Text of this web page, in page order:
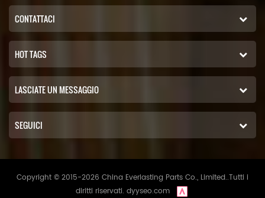
CONTATTACI
HOT TAGS
LASCIATE UN MESSAGGIO
SEGUICI
Copyright © 2015-2026 China Everlasting Parts Co., Limited..Tutti i
diritti riservati. dyyseo.com